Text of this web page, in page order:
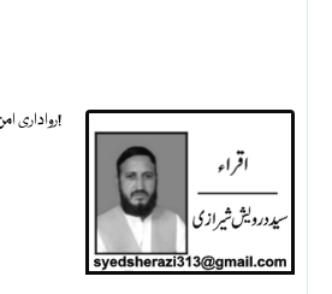
رواداری امن کی بنیاد!